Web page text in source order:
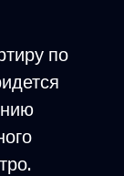
по